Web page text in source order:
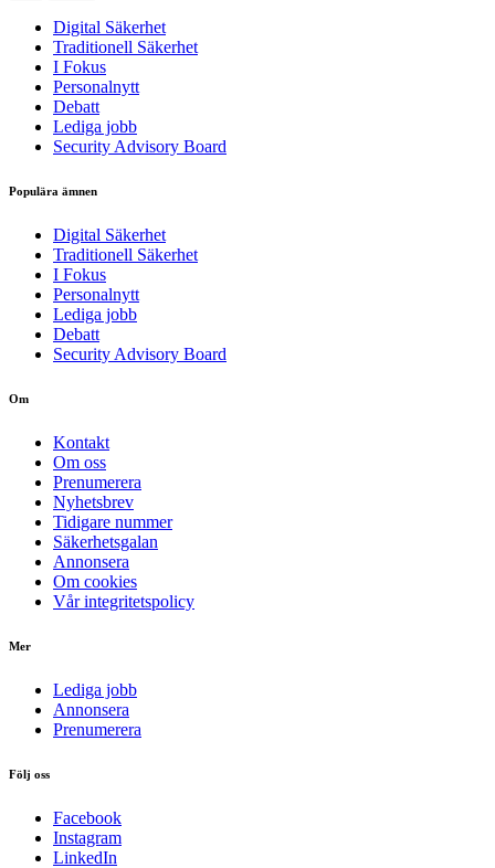
Digital Säkerhet
Traditionell Säkerhet
I Fokus
Personalnytt
Debatt
Lediga jobb
Security Advisory Board
Populära ämnen
Digital Säkerhet
Traditionell Säkerhet
I Fokus
Personalnytt
Lediga jobb
Debatt
Security Advisory Board
Om
Kontakt
Om oss
Prenumerera
Nyhetsbrev
Tidigare nummer
Säkerhetsgalan
Annonsera
Om cookies
Vår integritetspolicy
Mer
Lediga jobb
Annonsera
Prenumerera
Följ oss
Facebook
Instagram
LinkedIn